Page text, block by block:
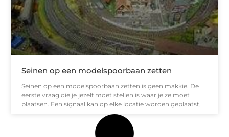
Seinen op een modelspoorbaan zetten
Seinen op een modelspoorbaan zetten is geen makkie. De
eerste vraag die je jezelf moet stellen is waar je ze moet
plaatsen. Een signaal kan op elke locatie worden geplaatst,